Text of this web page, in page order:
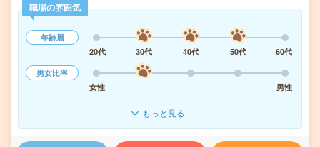
職場の雰囲気
年齢層
20代
30代 40代 50代
60代
男女比率
女性
男性
もっと見る